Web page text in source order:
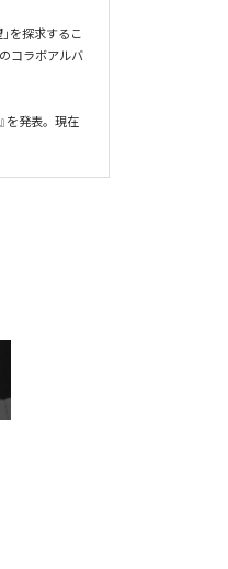
を探求するこ
コラボアルバ
を発表。現在